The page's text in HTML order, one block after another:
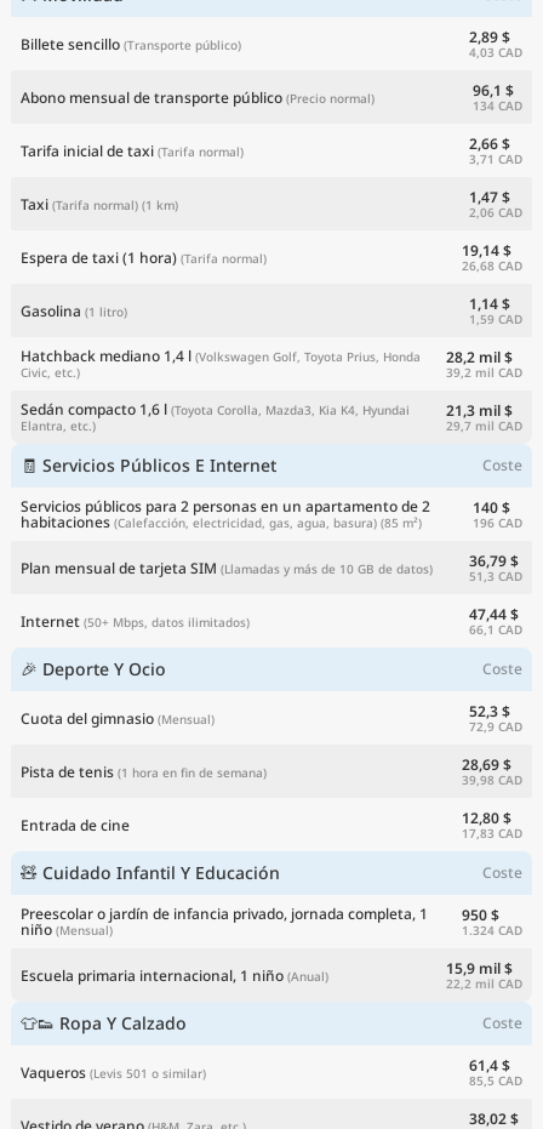
Billete sencillo (Transporte público) 2,89 $
4,03 CAD
Abono mensual de transporte público (Precio normal) 96,1 $
134 CAD
Tarifa inicial de taxi (Tarifa normal) 2,66 $
3,71 CAD
Taxi (Tarifa normal) (1 km) 1,47 $
2,06 CAD
Espera de taxi (1 hora) (Tarifa normal) 19,14 $
26,68 CAD
Gasolina (1 litro) 1,14 $
1,59 CAD
Hatchback mediano 1,4 l (Volkswagen Golf, Toyota Prius, Honda
Civic, etc.)
28,2 mil $
39,2 mil CAD
Sedán compacto 1,6 l (Toyota Corolla, Mazda3, Kia K4, Hyundai
Elantra, etc.)
21,3 mil $
29,7 mil CAD
🧾 Servicios Públicos E Internet
Coste
Servicios públicos para 2 personas en un apartamento de 2
habitaciones (Calefacción, electricidad, gas, agua, basura) (85 m²)
140 $
196 CAD
Plan mensual de tarjeta SIM (Llamadas y más de 10 GB de datos) 36,79 $
51,3 CAD
Internet (50+ Mbps, datos ilimitados) 47,44 $
66,1 CAD
🎉 Deporte Y Ocio Coste
Cuota del gimnasio (Mensual) 52,3 $
72,9 CAD
Pista de tenis (1 hora en fin de semana) 28,69 $
39,98 CAD
Entrada de cine 12,80 $
17,83 CAD
🧸 Cuidado Infantil Y Educación
Coste
Preescolar o jardín de infancia privado, jornada completa, 1
niño (Mensual)
950 $
1.324 CAD
Escuela primaria internacional, 1 niño (Anual) 15,9 mil $
22,2 mil CAD
👕👟 Ropa Y Calzado Coste
Vaqueros (Levis 501 o similar) 61,4 $
85,5 CAD
38,02 $